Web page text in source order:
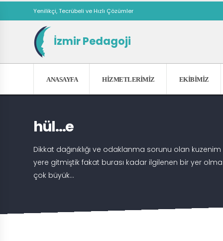
Yenilikçi, Tecrübeli ve Hızlı Çözümler
İzmir Pedagoji
ANASAYFA HIZMETLERIMIZ EKIBIMIZ
hül…e
Dikkat dağınıklığı ve odaklanma sorunu olan
yere gitmiştik fakat burası kadar ilgilenen bir yer
çok büyük...